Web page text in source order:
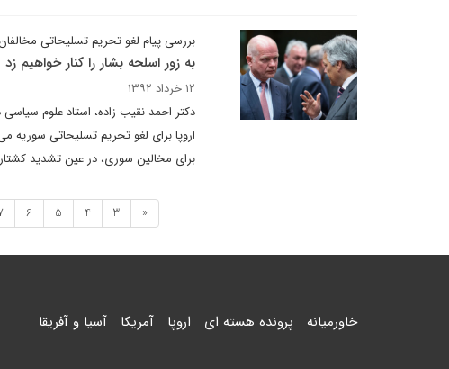
بررسی پیام لغو تحریم تسلیحاتی
به زور اسلحه بشار را کنار خواهیم زد
۱۲ خرداد ۱۳۹۲
دکتر احمد نقیب زاده، استاد علوم سیاسی
اروپا برای لغو تحریم تسلیحاتی
برای مخالین سوری، در عین تشدید
«
3
4
5
6
خاورمیانه پرونده هسته ای اروپا آمریکا آسیا و آفریقا